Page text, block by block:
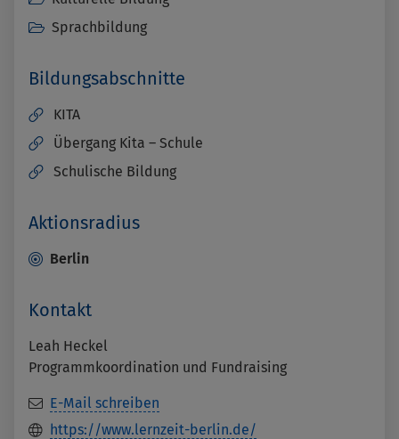
Sprachbildung
Bildungsabschnitte
KITA
Übergang Kita – Schule
Schulische Bildung
Aktionsradius
Berlin
Kontakt
Leah Heckel
Programmkoordination und Fundraising
E-Mail schreiben
https://www.lernzeit-berlin.de/